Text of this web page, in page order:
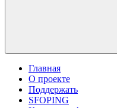
Главная
О проекте
Поддержать
SFOPING